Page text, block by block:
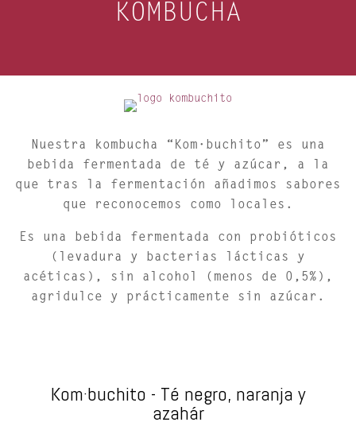
KOMBUCHA
Nuestra kombucha “Kom·buchito”
es una
bebida fermentada de té y azúcar, a la
que tras la fermentación añadimos sabores
que reconocemos como locales.
Es una bebida fermentada con probióticos
(levadura y bacterias lácticas y
acéticas), sin alcohol (menos de 0,5%),
agridulce y prácticamente sin azúcar.
Kom·buchito - Té negro, naranja y
azahár